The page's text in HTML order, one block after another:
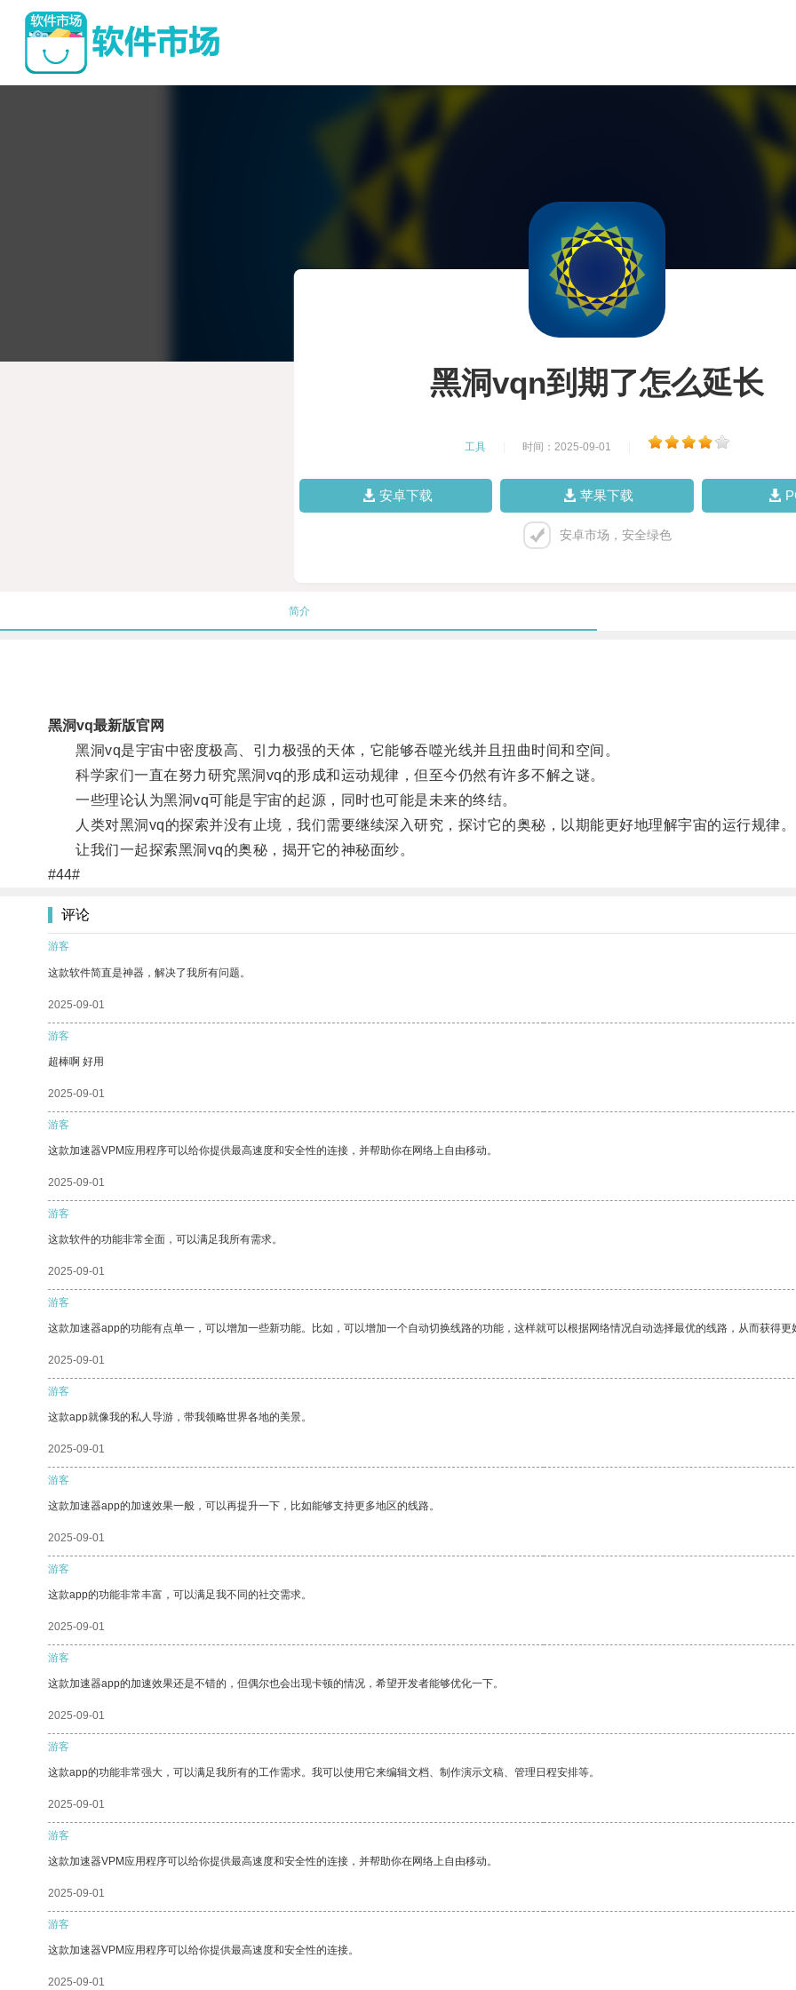
黑洞vqn到期了怎么延长
工具 时间：2025-09-01
安卓下载 苹果下载
安卓市场，安全绿色
简介
黑洞vq最新版官网
黑洞vq是宇宙中密度极高、引力极强的天体，它能够吞噬光线并且扭曲时间和空间。
科学家们一直在努力研究黑洞vq的形成和运动规律，但至今仍然有许多不解之谜。
一些理论认为黑洞vq可能是宇宙的起源，同时也可能是未来的终结。
人类对黑洞vq的探索并没有止境，我们需要继续深入研究，探讨它的奥秘，以期能更好地理解宇宙的运行规律。
让我们一起探索黑洞vq的奥秘，揭开它的神秘面纱。
#44#
评论
游客
这款软件简直是神器，解决了我所有问题。
2025-09-01
游客
超棒啊 好用
2025-09-01
游客
这款加速器VPM应用程序可以给你提供最高速度和安全性的连接，并帮助你在网络上自由移动。
2025-09-01
游客
这款软件的功能非常全面，可以满足我所有需求。
2025-09-01
游客
这款加速器app的功能有点单一，可以增加一些新功能。比如，可以增加一个自动切换线路的功能，这样就可以根据网络情况自动选择最优的线路，从而获得更
2025-09-01
游客
这款app就像我的私人导游，带我领略世界各地的美景。
2025-09-01
游客
这款加速器app的加速效果一般，可以再提升一下，比如能够支持更多地区的线路。
2025-09-01
游客
这款app的功能非常丰富，可以满足我不同的社交需求。
2025-09-01
游客
这款加速器app的加速效果还是不错的，但偶尔也会出现卡顿的情况，希望开发者能够优化一下。
2025-09-01
游客
这款app的功能非常强大，可以满足我所有的工作需求。我可以使用它来编辑文档、制作演示文稿、管理日程安排等。
2025-09-01
游客
这款加速器VPM应用程序可以给你提供最高速度和安全性的连接，并帮助你在网络上自由移动。
2025-09-01
游客
这款加速器VPM应用程序可以给你提供最高速度和安全性的连接。
2025-09-01